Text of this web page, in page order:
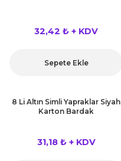
32,42 ₺ + KDV
Sepete Ekle
8 Li Altın Simli Yapraklar Siyah
Karton Bardak
31,18 ₺ + KDV